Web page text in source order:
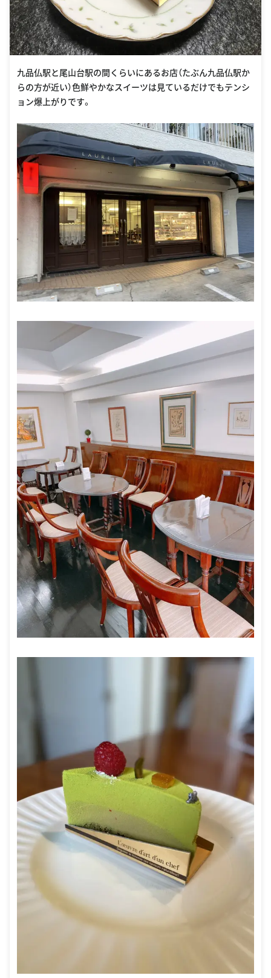
九品仏駅と尾山台駅の間くらいにあるお店（たぶん九品仏駅か
らの方が近い）色鮮やかなスイーツは見ているだけでもテンシ
ョン爆上がりです。